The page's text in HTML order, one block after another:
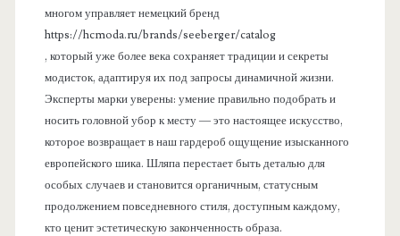
многом управляет немецкий бренд
https://hcmoda.ru/brands/seeberger/catalog
, который уже более века сохраняет традиции и секреты
модисток, адаптируя их под запросы динамичной жизни.
Эксперты марки уверены: умение правильно подобрать и
носить головной убор к месту — это настоящее искусство,
которое возвращает в наш гардероб ощущение изысканного
европейского шика. Шляпа перестает быть деталью для
особых случаев и становится органичным, статусным
продолжением повседневного стиля, доступным каждому,
кто ценит эстетическую законченность образа.